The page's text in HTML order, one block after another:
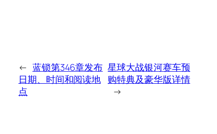
← 蓝锁第346章发布
日期、时间和阅读地
点
星球大战银河赛车预
购特典及豪华版详情
→